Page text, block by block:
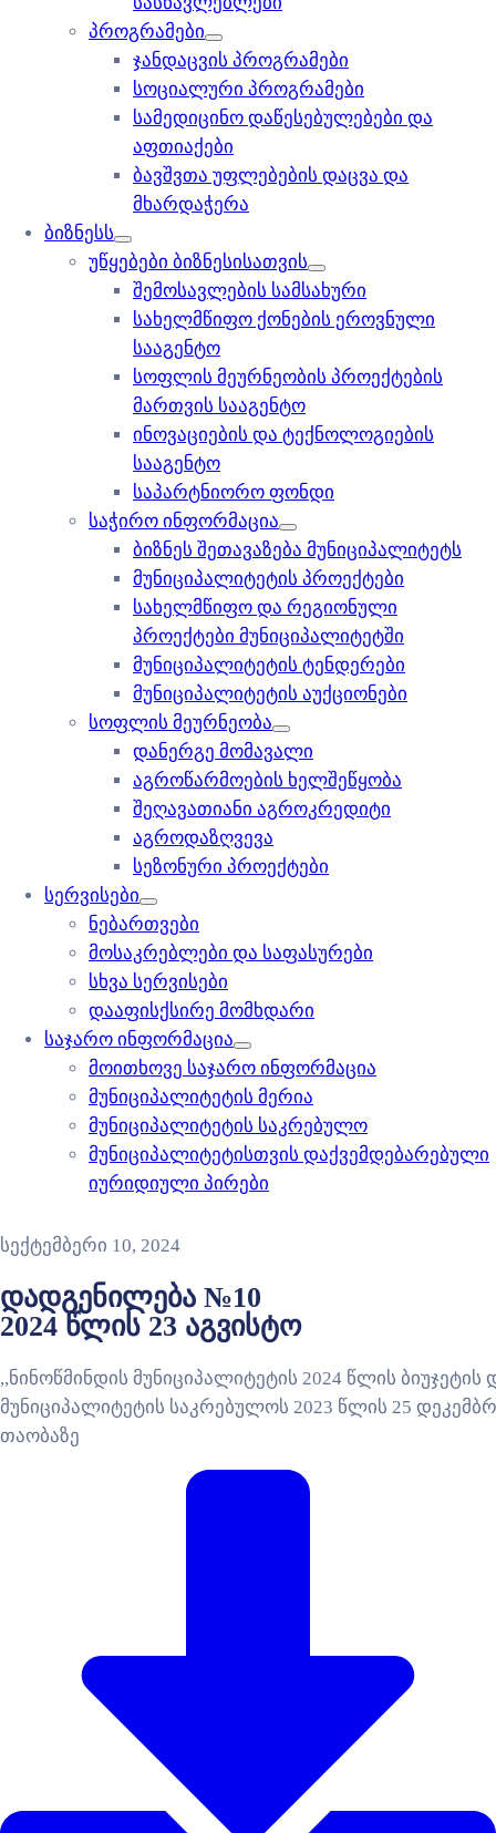
პროგრამები
ჯანდაცვის პროგრამები
სოციალური პროგრამები
სამედიცინო დაწესებულებები და
აფთიაქები
ბავშვთა უფლებების დაცვა და
მხარდაჭერა
ბიზნესს
უწყებები ბიზნესისათვის
შემოსავლების სამსახური
სახელმწიფო ქონების ეროვნული
სააგენტო
სოფლის მეურნეობის პროექტების
მართვის სააგენტო
ინოვაციების და ტექნოლოგიების
სააგენტო
საპარტნიორო ფონდი
საჭირო ინფორმაცია
ბიზნეს შეთავაზება მუნიციპალიტეტს
მუნიციპალიტეტის პროექტები
სახელმწიფო და რეგიონული
პროექტები მუნიციპალიტეტში
მუნიციპალიტეტის ტენდერები
მუნიციპალიტეტის აუქციონები
სოფლის მეურნეობა
დანერგე მომავალი
აგროწარმოების ხელშეწყობა
შეღავათიანი აგროკრედიტი
აგროდაზღვევა
სეზონური პროექტები
სერვისები
ნებართვები
მოსაკრებლები და საფასურები
სხვა სერვისები
დააფისქსირე მომხდარი
საჯარო ინფორმაცია
მოითხოვე საჯარო ინფორმაცია
მუნიციპალიტეტის მერია
მუნიციპალიტეტის საკრებულო
მუნიციპალიტეტისთვის დაქვემდებარებული
იურიდიული პირები
სექტემბერი 10, 2024
დადგენილება №10
2024 წლის 23 აგვისტო
,,ნინოწმინდის მუნიციპალიტეტის 2024 წლის ბიუჯეტის
მუნიციპალიტეტის საკრებულოს 2023 წლის 25
თაობაზე